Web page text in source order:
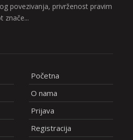
povezivanja, privrženost pravim
znače...
Početna
O nama
Prijava
Registracija